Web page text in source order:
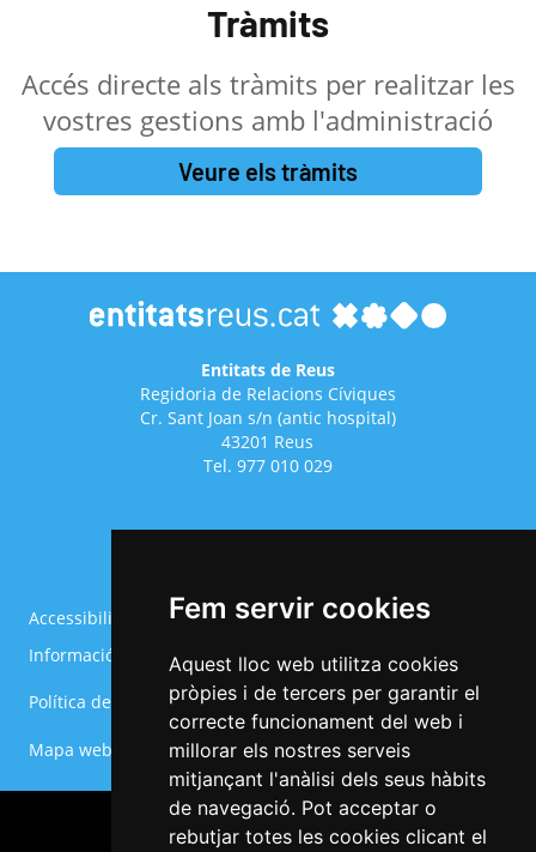
Fem servir cookies
Aquest lloc web utilitza cookies
pròpies i de tercers per garantir el
correcte funcionament del web i
millorar els nostres serveis
mitjançant l'anàlisi dels seus hàbits
de navegació. Pot acceptar o
rebutjar totes les cookies clicant el
Tràmits
Accés directe als tràmits per realitzar les
vostres gestions amb l'administració
Veure els tràmits
Entitats de Reus
Regidoria de Relacions Cíviques
Cr. Sant Joan s/n (antic hospital)
43201 Reus
Tel. 977 010 029
del
Accessibilitat
Avís legal
Informació Bàsica RGPD
Política de cookies
Política de privacitat
Configurar cookies
Mapa web